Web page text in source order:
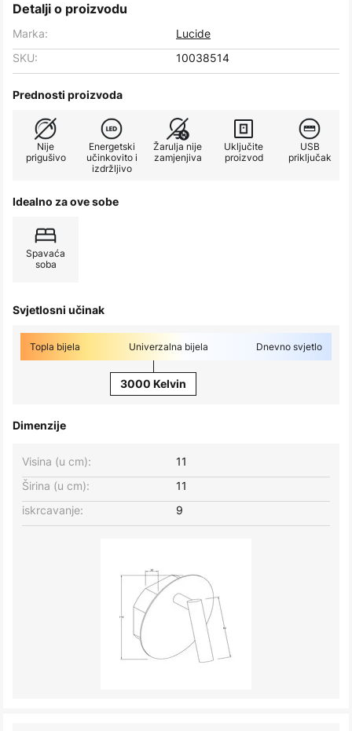
Detalji o proizvodu
Marka:
Lucide
SKU:
10038514
Prednosti proizvoda
Nije
prigušivo
Energetski
učinkovito i
izdržljivo
Žarulja nije
zamjenjiva
Uključite
proizvod
USB
priključak
Idealno za ove sobe
Spavaća
soba
Svjetlosni učinak
Topla bijela Univerzalna bijela Dnevno svjetlo
3000 Kelvin
Dimenzije
Širina (u cm): 11
Visina (u cm): 11
iskrcavanje: 9